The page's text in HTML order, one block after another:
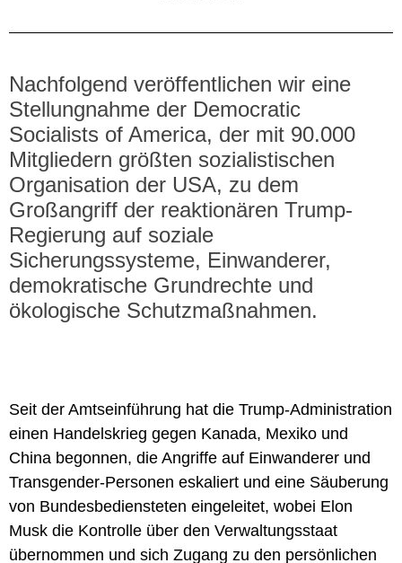
Nachfolgend veröffentlichen wir eine
Stellungnahme der Democratic
Socialists of America, der mit 90.000
Mitgliedern größten sozialistischen
Organisation der USA, zu dem
Großangriff der reaktionären Trump-
Regierung auf soziale
Sicherungssysteme, Einwanderer,
demokratische Grundrechte und
ökologische Schutzmaßnahmen.
Seit der Amtseinführung hat die Trump-Administration
einen Handelskrieg gegen Kanada, Mexiko und
China begonnen, die Angriffe auf Einwanderer und
Transgender-Personen eskaliert und eine Säuberung
von Bundesbediensteten eingeleitet, wobei Elon
Musk die Kontrolle über den Verwaltungsstaat
übernommen und sich Zugang zu den persönlichen